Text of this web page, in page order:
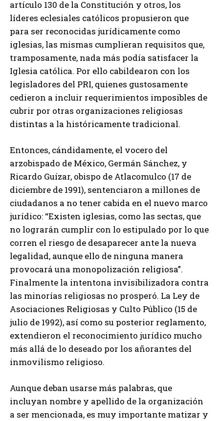
artículo 130 de la Constitución y otros, los
líderes eclesiales católicos propusieron que
para ser reconocidas jurídicamente como
iglesias, las mismas cumplieran requisitos que,
tramposamente, nada más podía satisfacer la
Iglesia católica. Por ello cabildearon con los
legisladores del PRI, quienes gustosamente
cedieron a incluir requerimientos imposibles de
cubrir por otras organizaciones religiosas
distintas a la históricamente tradicional.
Entonces, cándidamente, el vocero del
arzobispado de México, Germán Sánchez, y
Ricardo Guízar, obispo de Atlacomulco (17 de
diciembre de 1991), sentenciaron a millones de
ciudadanos a no tener cabida en el nuevo marco
jurídico: “Existen iglesias, como las sectas, que
no lograrán cumplir con lo estipulado por lo que
corren el riesgo de desaparecer ante la nueva
legalidad, aunque ello de ninguna manera
provocará una monopolización religiosa”.
Finalmente la intentona invisibilizadora contra
las minorías religiosas no prosperó. La Ley de
Asociaciones Religiosas y Culto Público (15 de
julio de 1992), así como su posterior reglamento,
extendieron el reconocimiento jurídico mucho
más allá de lo deseado por los añorantes del
inmovilismo religioso.
Aunque deban usarse más palabras, que
incluyan nombre y apellido de la organización
a ser mencionada, es muy importante matizar y